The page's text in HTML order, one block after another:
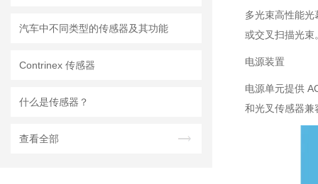
汽车中不同类型的传感器及其功能
Contrinex 传感器
什么是传感器？
查看全部
多光束高性能
或交叉扫描光束
电源装置
电源单元提供
和光叉传感器兼